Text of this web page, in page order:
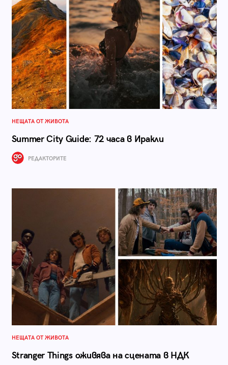
НЕЩАТА ОТ ЖИВОТА
Summer City Guide: 72 часа в Иракли
РЕДАКТОРИТЕ
НЕЩАТА ОТ ЖИВОТА
Stranger Things оживява на сцената в НДК